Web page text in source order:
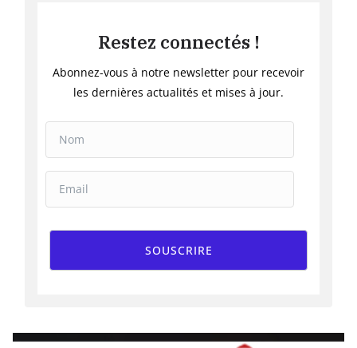
Restez connectés !
Abonnez-vous à notre newsletter pour recevoir
les dernières actualités et mises à jour.
SOUSCRIRE